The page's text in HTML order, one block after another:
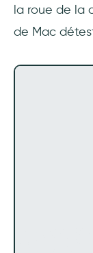
la roue de la
de Mac